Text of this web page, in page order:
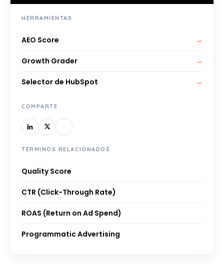
HERRAMIENTAS
AEO Score →
Growth Grader →
Selector de HubSpot →
COMPARTE
TÉRMINOS RELACIONADOS
Quality Score
CTR (Click-Through Rate)
ROAS (Return on Ad Spend)
Programmatic Advertising